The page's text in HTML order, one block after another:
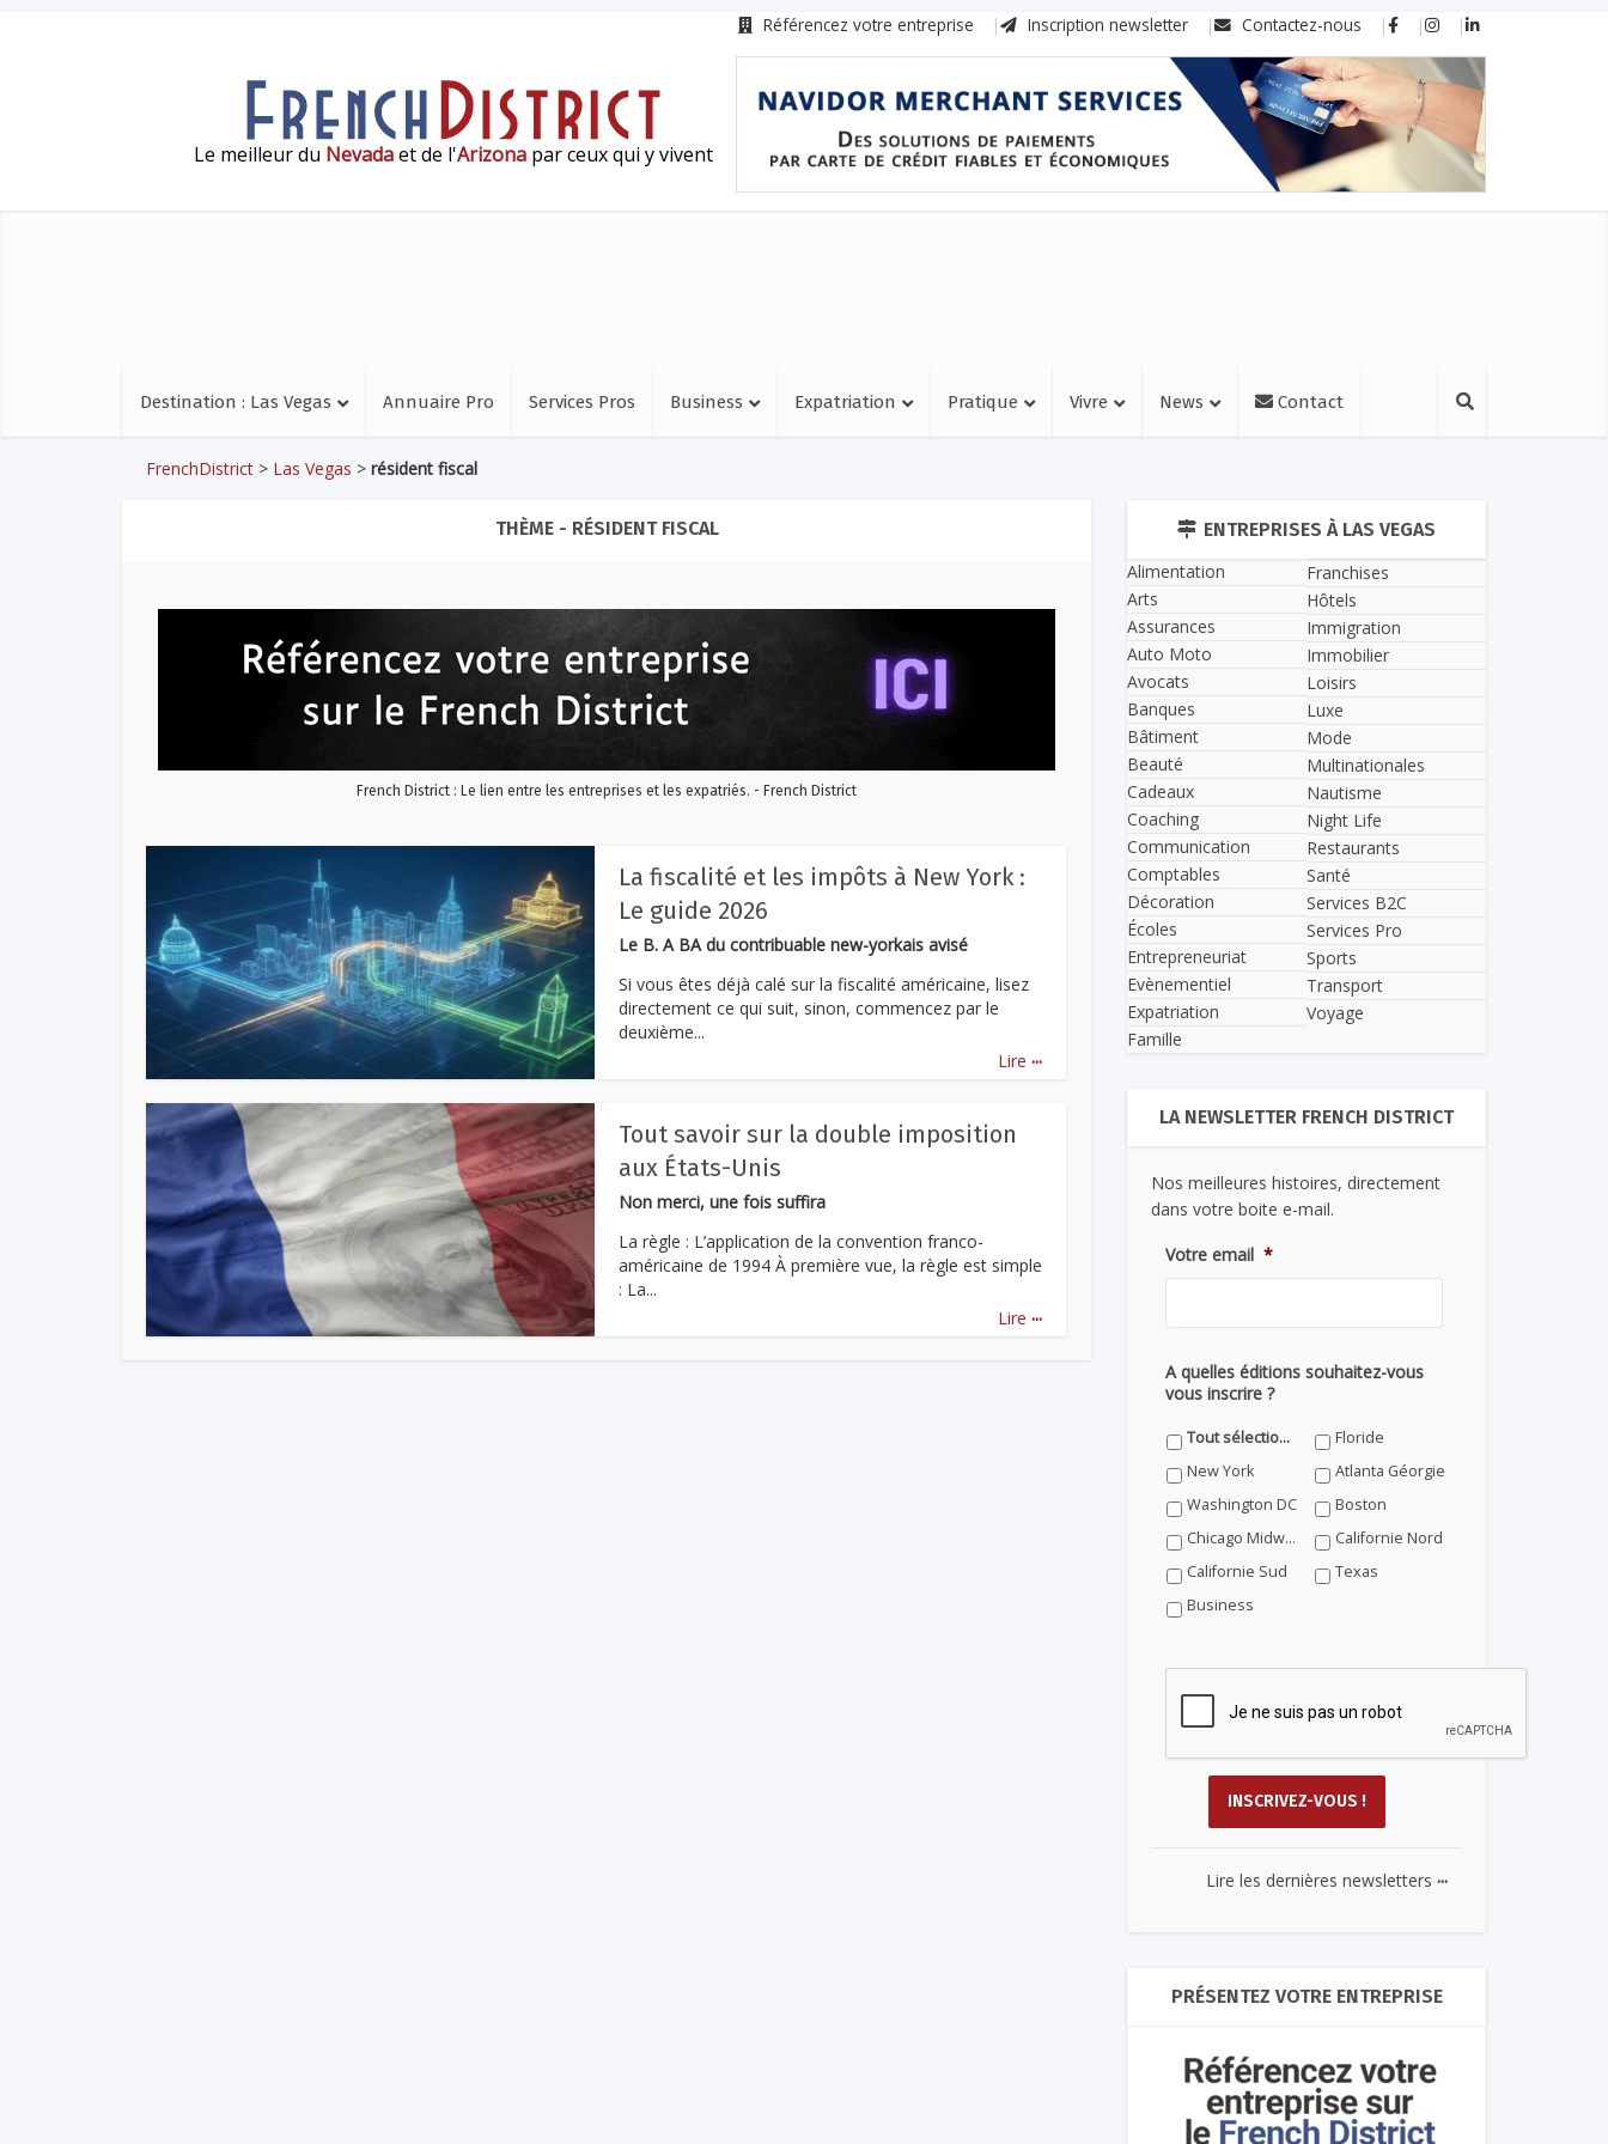
Référencez votre entreprise Inscription newsletter Contactez-nous
Le meilleur du Nevadaet de l'Arizona par ceux qui y vivent
Destination : Las Vegas Annuaire Pro Services Pros Business Expatriation Pratique Vivre News Contact
FrenchDistrict > Las Vegas > résident fiscal
THÈME - RÉSIDENT FISCAL
French District : Le lien entre les entreprises et les expatriés. - French District
La fiscalité et les impôts à New York :
Le guide 2026
Le B. A BA du contribuable new-yorkais avisé
Si vous êtes déjà calé sur la fiscalité américaine, lisez
directement ce qui suit, sinon, commencez par le
deuxième...
Lire ...
Tout savoir sur la double imposition
aux États-Unis
Non merci, une fois suffira
La règle : L’application de la convention franco-
américaine de 1994 À première vue, la règle est simple
: La...
Lire ...
ENTREPRISES À LAS VEGAS
Alimentation
Arts
Assurances
Auto Moto
Avocats
Banques
Bâtiment
Beauté
Cadeaux
Coaching
Communication
Comptables
Décoration
Écoles
Entrepreneuriat
Evènementiel
Expatriation
Famille
Franchises
Hôtels
Immigration
Immobilier
Loisirs
Luxe
Mode
Multinationales
Nautisme
Night Life
Restaurants
Santé
Services B2C
Services Pro
Sports
Transport
Voyage
LA NEWSLETTER FRENCH DISTRICT
Nos meilleures histoires, directement
dans votre boite e-mail.
Votre email *
A quelles éditions souhaitez-vous
vous inscrire ?
Tout sélectionner
Floride
New York
Atlanta Géorgie
Washington DC
Boston
Chicago Midwest
Californie Nord
Californie Sud
Texas
Business
Lire les dernières newsletters ...
PRÉSENTEZ VOTRE ENTREPRISE